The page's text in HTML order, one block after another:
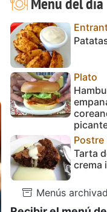
Plato
Postre
Tarta
crema
Menús